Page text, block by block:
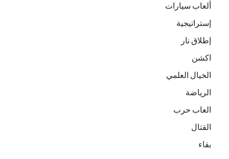
ألعاب سيارات
إستراتيجية
إطلاق نار
اكشن
الخيال العلمي
الرياضة
العاب حرب
القتال
بقاء